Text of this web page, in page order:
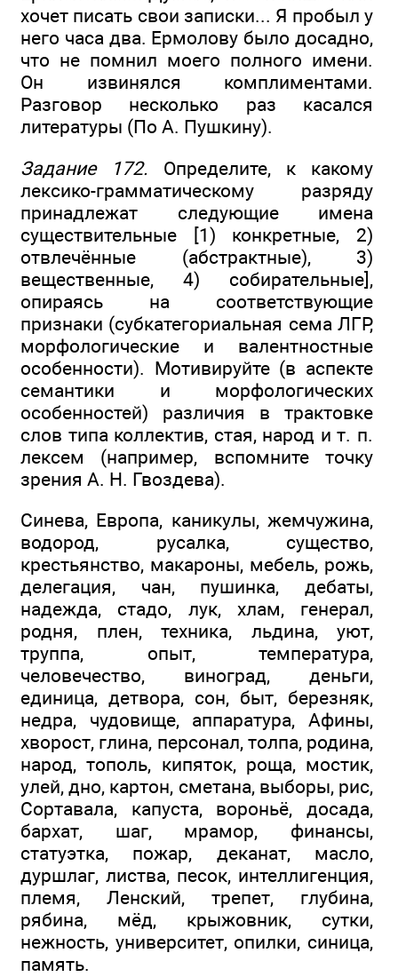
хочет писать свои записки... Я пробыл у
него часа два. Ермолову было досадно,
что не помнил моего полного имени.
Он извинялся комплиментами.
Разговор несколько раз касался
литературы (По А. Пушкину).
Задание 172. Определите, к какому
лексико-грамматическому разряду
принадлежат следующие имена
существительные [1) конкретные, 2)
отвлечённые (абстрактные), 3)
вещественные, 4) собирательные],
опираясь на соответствующие
признаки (субкатегориальная сема ЛГР,
морфологические и валентностные
особенности). Мотивируйте (в аспекте
семантики и морфологических
особенностей) различия в трактовке
слов типа коллектив, стая, народ и т. п.
лексем (например, вспомните точку
зрения А. Н. Гвоздева).
Синева, Европа, каникулы, жемчужина,
водород, русалка, существо,
крестьянство, макароны, мебель, рожь,
делегация, чан, пушинка, дебаты,
надежда, стадо, лук, хлам, генерал,
родня, плен, техника, льдина, уют,
труппа, опыт, температура,
человечество, виноград, деньги,
единица, детвора, сон, быт, березняк,
недра, чудовище, аппаратура, Афины,
хворост, глина, персонал, толпа, родина,
народ, тополь, кипяток, роща, мостик,
улей, дно, картон, сметана, выборы, рис,
Сортавала, капуста, вороньё, досада,
бархат, шаг, мрамор, финансы,
статуэтка, пожар, деканат, масло,
дуршлаг, листва, песок, интеллигенция,
племя, Ленский, трепет, глубина,
рябина, мёд, крыжовник, сутки,
нежность, университет, опилки, синица,
память.